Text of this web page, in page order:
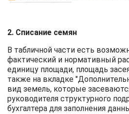
2. Списание семян
В табличной части есть
фактический и нормативный
единицу площади, площадь
также на вкладке
вид земель, которые
руководителя структурного
бухгалтера для заполнения